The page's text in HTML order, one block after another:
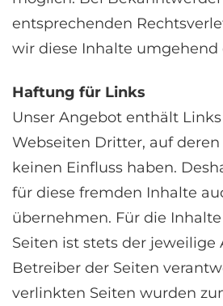
entsprechenden
wir diese Inhalte umgehend
Haftung für Links
Unser Angebot enthält
Webseiten Dritter, auf
keinen Einfluss haben.
für diese fremden Inhalte
übernehmen. Für die
Seiten ist stets der jeweilige
Betreiber der Seiten
verlinkten Seiten wurden